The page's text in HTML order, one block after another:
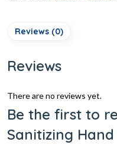
Reviews (0)
Reviews
There are no reviews yet.
Be the first to
Sanitizing Hand